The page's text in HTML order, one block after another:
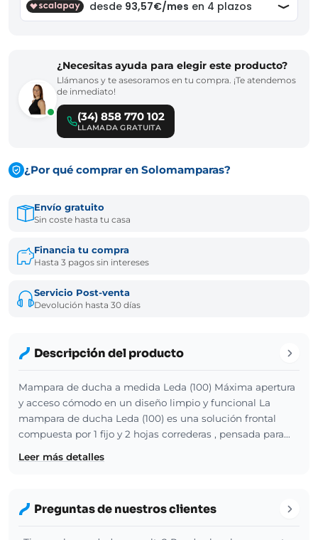
¿Necesitas ayuda para elegir este producto?
Llámanos y te asesoramos en tu compra. ¡Te atendemos
de inmediato!
(34) 858 770 102
LLAMADA GRATUITA
¿Por qué comprar en Solomamparas?
Envío gratuito
Sin coste hasta tu casa
Financia tu compra
Hasta 3 pagos sin intereses
Servicio Post-venta
Devolución hasta 30 días
Descripción del producto
Mampara de ducha a medida Leda (100) Máxima apertura
y acceso cómodo en un diseño limpio y funcional La
mampara de ducha Leda (100) es una solución frontal
compuesta por 1 fijo y 2 hojas correderas , pensada para…
Leer más detalles
Preguntas de nuestros clientes